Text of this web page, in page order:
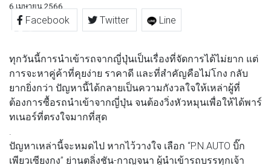
6 เมษายน 2566
Facebook Twitter Line
ทุกวันนี้การนำเข้ารถจากญี่ปุ่นเป็นเรื่องที่จัดการได้ไม่ยาก แต่
การจะหาคู่ค้าที่คุยง่าย ราคาดี และที่สำคัญคือไม่โกง กลับ
ยากยิ่งกว่า ปัญหานี้ได้กลายเป็นความกังวลใจให้เหล่าผู้ที่
ต้องการซื้อรถนำเข้าจากญี่ปุ่น จนต้องวิ่งหัวหมุนเพื่อให้ได้พาร์
ทเนอร์ที่ตรงใจมากที่สุด
ปัญหาเหล่านี้จะหมดไป หากไว้วางใจ เลือก “P.N.AUTO บิ๊ก
เพียวเซียงกง” ย่านตลิ่งชัน-กาญจนา ผู้นำเข้ารถบรรทุกเจ้า